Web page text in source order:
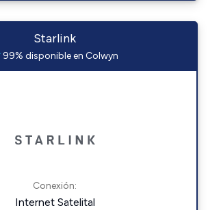
Starlink
99% disponible en Colwyn
Conexión:
Internet Satelital